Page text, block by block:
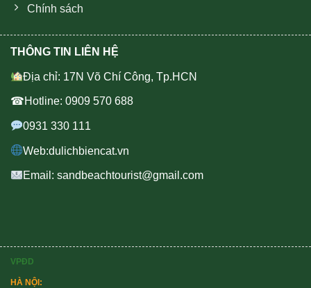
Chính sách
THÔNG TIN LIÊN HỆ
Địa chỉ: 17N Võ Chí Công, Tp.HCN
☎Hotline: 0909 570 688
0931 330 111
Web:dulichbiencat.vn
Email: sandbeachtourist@gmail.com
VPĐD
HÀ NỘI: